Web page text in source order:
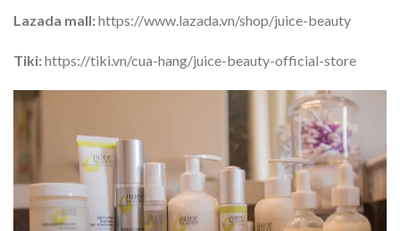
Lazada mall:https://www.lazada.vn/shop/juice-beauty
Tiki:https://tiki.vn/cua-hang/juice-beauty-official-store